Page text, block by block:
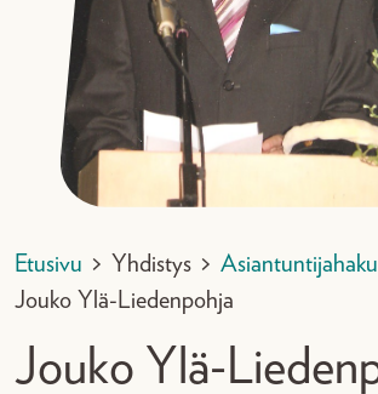
Etusivu > Yhdistys > Asiantuntijahaku
Jouko Ylä-Liedenpohja
Jouko Ylä-